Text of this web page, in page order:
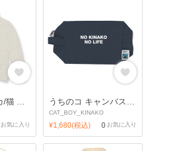
お気に入り
CAT_BOY_KINAKO
¥1,680(税込) 0 お気に入り